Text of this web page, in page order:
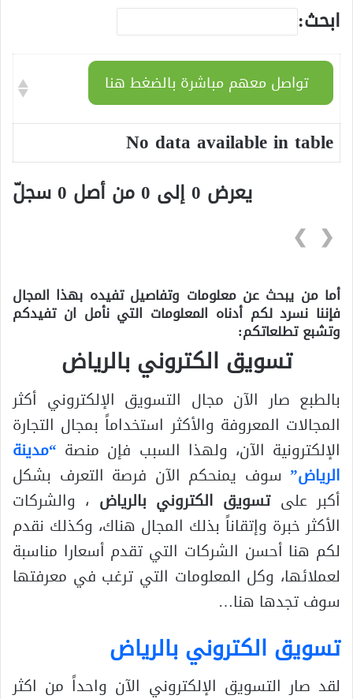
ابحث:
تواصل معهم مباشرة بالضغط هنا
No data available in table
يعرض 0 إلى 0 من أصل 0 سجلّ
❮
❯
أما من يبحث عن معلومات وتفاصيل تفيده بهذا المجال
فإننا نسرد لكم أدناه المعلومات التي نأمل ان تفيدكم
وتشبع تطلعاتكم:
تسويق الكتروني بالرياض
بالطبع صار الآن مجال التسويق الإلكتروني أكثر
المجالات المعروفة والأكثر استخداماً بمجال التجارة
الإلكترونية الآن، ولهذا السبب فإن منصة “مدينة
الرياض” سوف يمنحكم الآن فرصة التعرف بشكل
أكبر علىتسويق الكتروني بالرياض ، والشركات
الأكثر خبرة وإتقاناً بذلك المجال هناك، وكذلك نقدم
لكم هنا أحسن الشركات التي تقدم أسعارا مناسبة
لعملائها، وكل المعلومات التي ترغب في معرفتها
سوف تجدها هنا…
تسويق الكتروني بالرياض
لقد صار التسويق الإلكتروني الآن واحداً من اكثر